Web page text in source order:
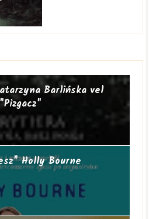
Barlińska vel
Holly Bourne